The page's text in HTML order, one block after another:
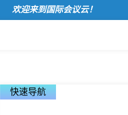
欢迎来到国际会议云！
快速导航